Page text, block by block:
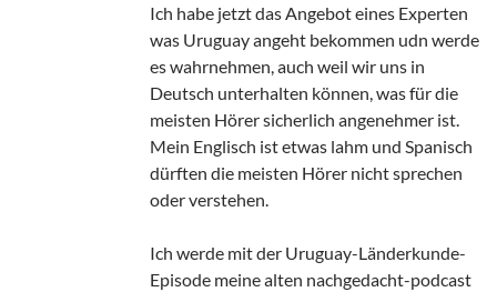
Ich habe jetzt das Angebot eines Experten
was Uruguay angeht bekommen udn werde
es wahrnehmen, auch weil wir uns in
Deutsch unterhalten können, was für die
meisten Hörer sicherlich angenehmer ist.
Mein Englisch ist etwas lahm und Spanisch
dürften die meisten Hörer nicht sprechen
oder verstehen.
Ich werde mit der Uruguay-Länderkunde-
Episode meine alten nachgedacht-podcast